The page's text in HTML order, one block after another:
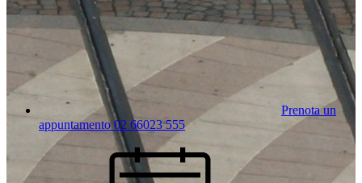
Prenota un
appuntamento 02 66023 555